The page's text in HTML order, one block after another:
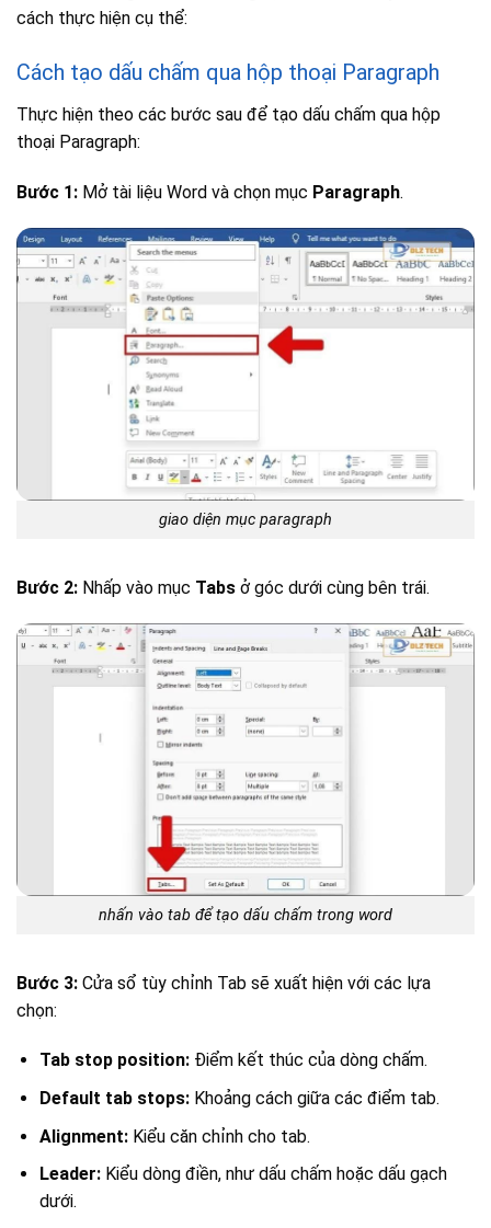
cách thực hiện cụ thể:
Cách tạo dấu chấm qua hộp thoại Paragraph
Thực hiện theo các bước sau để tạo dấu chấm qua hộp
thoại Paragraph:
Bước 1: Mở tài liệu Word và chọn mục Paragraph.
giao diện mục paragraph
Bước 2: Nhấp vào mục Tabs ở góc dưới cùng bên trái.
nhấn vào tab để tạo dấu chấm trong word
Bước 3: Cửa sổ tùy chỉnh Tab sẽ xuất hiện với các lựa
chọn:
Tab stop position:Điểm kết thúc của dòng chấm.
Default tab stops:Khoảng cách giữa các điểm tab.
Alignment:Kiểu căn chỉnh cho tab.
Leader:Kiểu dòng điền, như dấu chấm hoặc dấu gạch
dưới.